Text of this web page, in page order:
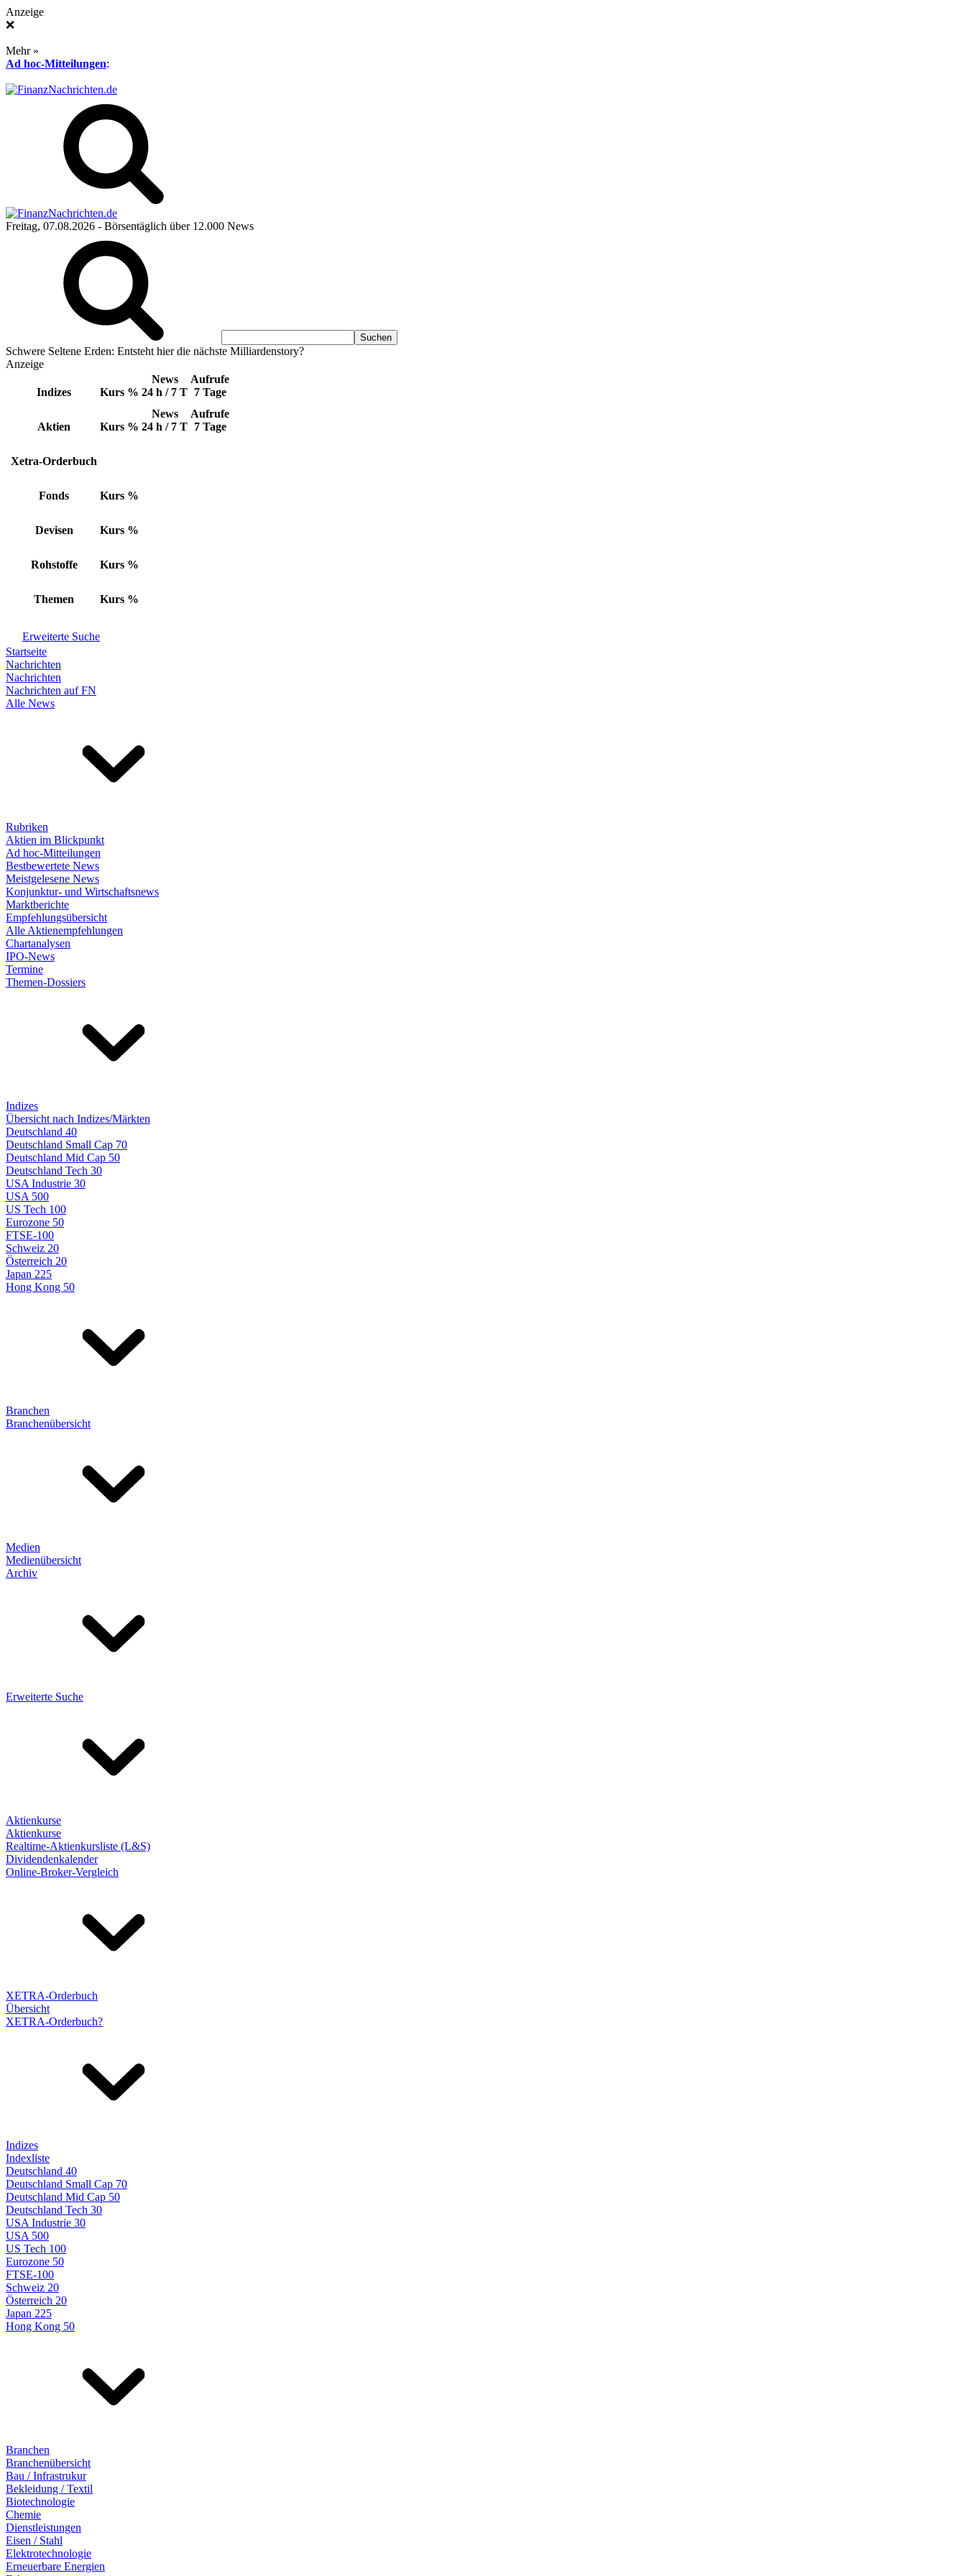
Anzeige
❌
Mehr »
Ad hoc-Mitteilungen:
Freitag, 07.08.2026 - Börsentäglich über 12.000 News
Schwere Seltene Erden: Entsteht hier die nächste Milliardenstory?
Anzeige
Indizes Kurs %
News
24 h / 7 T
Aufrufe
7 Tage
Aktien Kurs %
News
24 h / 7 T
Aufrufe
7 Tage
Xetra-Orderbuch
Fonds Kurs %
Devisen Kurs %
Rohstoffe Kurs %
Themen Kurs %
Erweiterte Suche
Startseite
Nachrichten
Nachrichten
Nachrichten auf FN
Alle News
Rubriken
Aktien im Blickpunkt
Ad hoc-Mitteilungen
Bestbewertete News
Meistgelesene News
Konjunktur- und Wirtschaftsnews
Marktberichte
Empfehlungsübersicht
Alle Aktienempfehlungen
Chartanalysen
IPO-News
Termine
Themen-Dossiers
Indizes
Übersicht nach Indizes/Märkten
Deutschland 40
Deutschland Small Cap 70
Deutschland Mid Cap 50
Deutschland Tech 30
USA Industrie 30
USA 500
US Tech 100
Eurozone 50
FTSE-100
Schweiz 20
Österreich 20
Japan 225
Hong Kong 50
Branchen
Branchenübersicht
Medien
Medienübersicht
Archiv
Erweiterte Suche
Aktienkurse
Aktienkurse
Realtime-Aktienkursliste (L&S)
Dividendenkalender
Online-Broker-Vergleich
XETRA-Orderbuch
Übersicht
XETRA-Orderbuch?
Indizes
Indexliste
Deutschland 40
Deutschland Small Cap 70
Deutschland Mid Cap 50
Deutschland Tech 30
USA Industrie 30
USA 500
US Tech 100
Eurozone 50
FTSE-100
Schweiz 20
Österreich 20
Japan 225
Hong Kong 50
Branchen
Branchenübersicht
Bau / Infrastrukur
Bekleidung / Textil
Biotechnologie
Chemie
Dienstleistungen
Eisen / Stahl
Elektrotechnologie
Erneuerbare Energien